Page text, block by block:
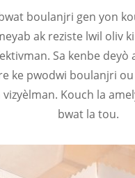
boulanjri gen yon
ak reziste lwil oliv
Sa kenbe deyò
ke pwodwi boulanjri
Kouch la
bwat la tou.